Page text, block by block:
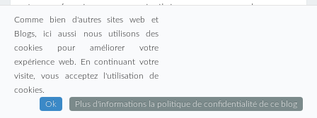
Les mécanismes sont similaires et on prend autant
de plaisir sur ce nouvel épisode… Un peu plus tard,
j’ai mis la main sur la Démo de Keen Commander 6,
Alien ates my Babysitter… Mélange entre l’épisode 4
et 5, je n’avais pas vraiment été convaincu… et je n’ai
de toute manière jamais trouvé la version complète,
Comme bien d'autres sites web et
Blogs, ici aussi nous utilisons des
cookies pour améliorer votre
expérience web. En continuant votre
visite, vous acceptez l'utilisation de
cookies.
Ok
Plus d'informations la politique de confidentialité de ce blog